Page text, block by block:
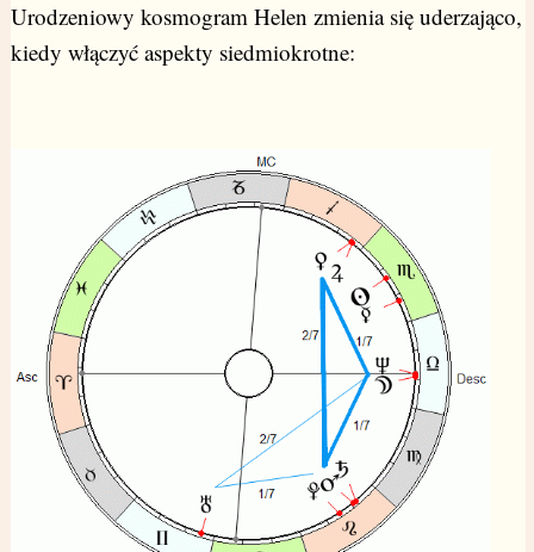
Urodzeniowy kosmogram Helen zmienia się uderzająco,
kiedy włączyć aspekty siedmiokrotne: